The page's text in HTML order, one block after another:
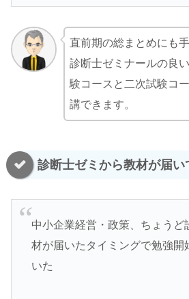
直前期の総まとめにも
診断士ゼミナールの良
験コースと二次試験コ
講できます。
診断士ゼミから教材が届い
中小企業経営・政策、ちょうど
材が届いたタイミングで勉強開
いた